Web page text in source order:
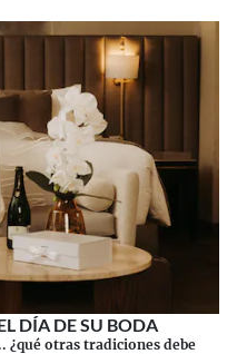
DÍA DE SU BODA
¿qué otras tradiciones debe